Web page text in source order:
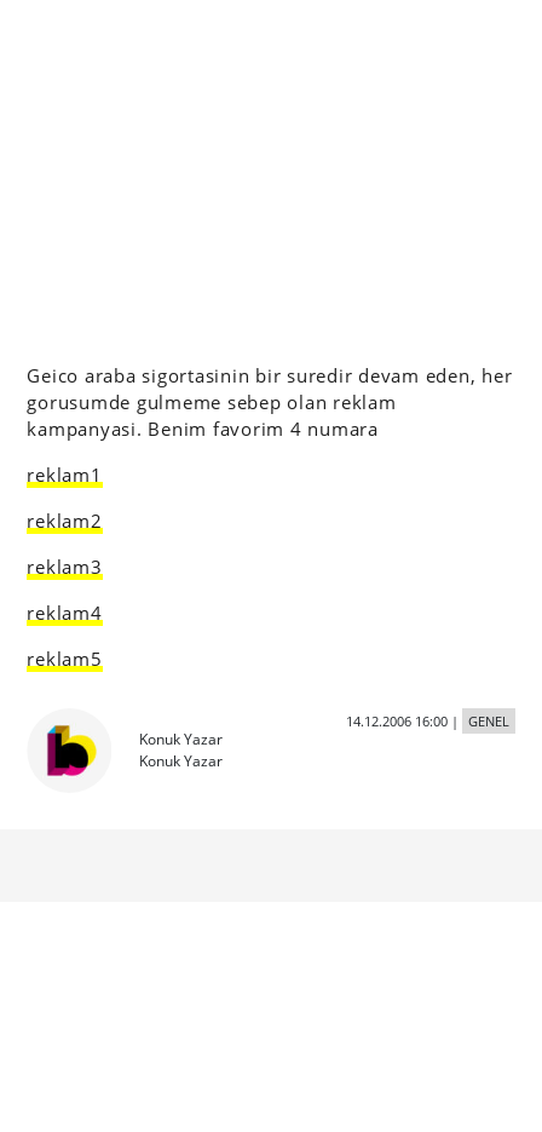
Geico araba sigortasinin bir suredir devam eden, her
gorusumde gulmeme sebep olan reklam
kampanyasi. Benim favorim 4 numara
reklam1
reklam2
reklam3
reklam4
reklam5
Konuk Yazar
Konuk Yazar
14.12.2006 16:00| GENEL